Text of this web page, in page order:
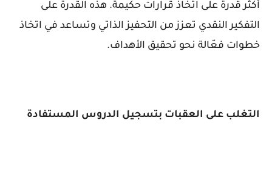
أكثر قدرة على اتخاذ قرارات حكيمة. هذه القدرة على
التفكير النقدي تعزز من التحفيز الذاتي وتساعد في اتخاذ
خطوات فعّالة نحو تحقيق الأهداف.
التغلب على العقبات بتسجيل الدروس المستفادة